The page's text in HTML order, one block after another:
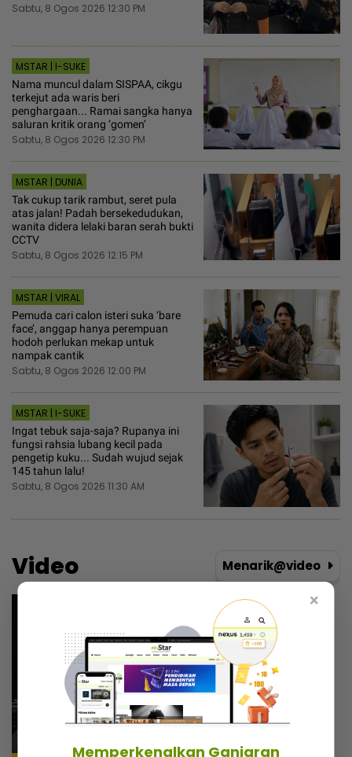
Sabtu, 8 Ogos 2026 12:30 PM
MSTAR | I-SUKE
Nama muncul dalam SISPAA, cikgu
terkejut ada waris beri
penghargaan... Ramai sangka hanya
saluran kritik orang ‘gomen’
Sabtu, 8 Ogos 2026 12:30 PM
MSTAR | DUNIA
Tak cukup tarik rambut, seret pula
atas jalan! Padah bersekedudukan,
wanita didera lelaki baran serah bukti
CCTV
Sabtu, 8 Ogos 2026 12:15 PM
MSTAR | VIRAL
Pemuda cari calon isteri suka ‘bare
face’, anggap hanya perempuan
hodoh perlukan mekap untuk
nampak cantik
Sabtu, 8 Ogos 2026 12:00 PM
MSTAR | I-SUKE
Ingat tebuk saja-saja? Rupanya ini
fungsi rahsia lubang kecil pada
pengetip kuku... Sudah wujud sejak
145 tahun lalu!
Sabtu, 8 Ogos 2026 11:30 AM
Video Menarik@video
×
Memperkenalkan Ganjaran